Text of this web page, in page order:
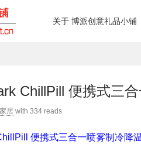
关于 博派创意礼品小铺
ChillPill 便携式三
家居 with 334 reads
便携式三合一喷雾制冷降